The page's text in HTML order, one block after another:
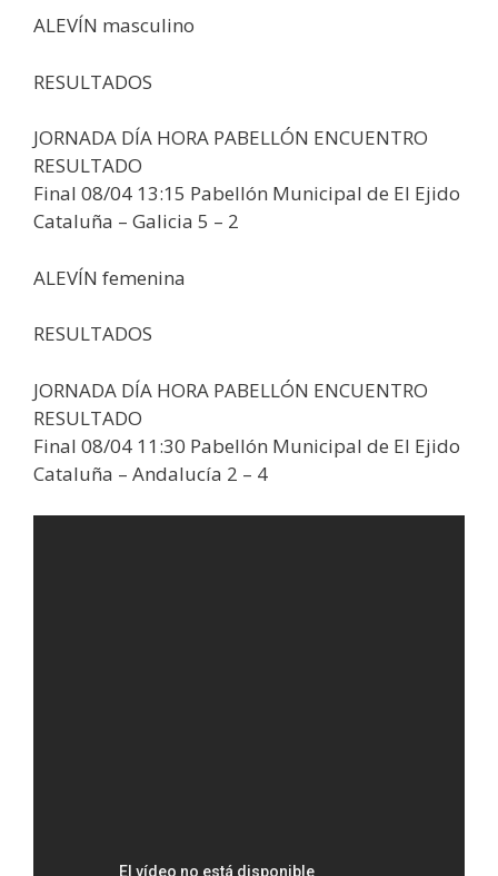
ALEVÍN masculino
RESULTADOS
JORNADA DÍA HORA PABELLÓN ENCUENTRO
RESULTADO
Final 08/04 13:15 Pabellón Municipal de El Ejido
Cataluña – Galicia 5 – 2
ALEVÍN femenina
RESULTADOS
JORNADA DÍA HORA PABELLÓN ENCUENTRO
RESULTADO
Final 08/04 11:30 Pabellón Municipal de El Ejido
Cataluña – Andalucía 2 – 4